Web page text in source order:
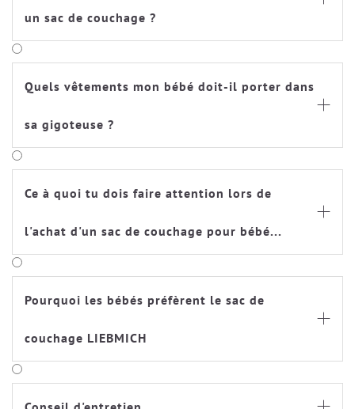
un sac de couchage ?
Quels vêtements mon bébé doit-il porter dans
sa gigoteuse ?

Ce à quoi tu dois faire attention lors de
l'achat d'un sac de couchage pour bébé...

Pourquoi les bébés préfèrent le sac de
couchage LIEBMICH
